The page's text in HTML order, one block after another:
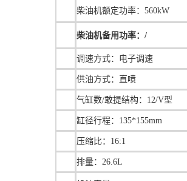
柴油机额定功率：560kW
柴油机备用功率：/
调速方式： 电子调速
供油方式：直喷
气缸数/敢提结构：12/V型
缸径行程：135*155mm
压缩比：16:1
排量：26.6L